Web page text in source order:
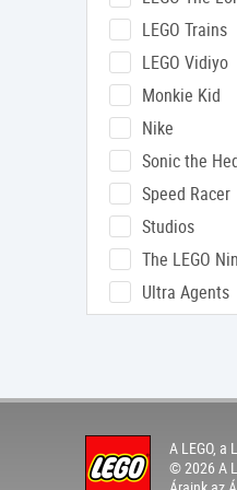
LEGO Trains
LEGO Vidiyo
Monkie Kid
Nike
Sonic the
Speed Racer
Studios
The LEGO
Ultra Agents
A LEGO, a
© 2026 A